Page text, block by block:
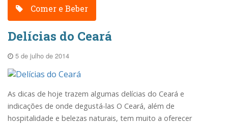
Comer e Beber
Delícias do Ceará
5 de julho de 2014
As dicas de hoje trazem algumas delícias do Ceará e
indicações de onde degustá-las O Ceará, além de
hospitalidade e belezas naturais, tem muito a oferecer